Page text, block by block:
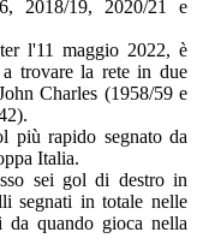
2018/19, 2020/21 e
l'11 maggio 2022, è
trovare la rete in due
Charles (1958/59 e
rapido segnato da
Italia.
sei gol di destro in
segnati in totale nelle
da quando gioca nella